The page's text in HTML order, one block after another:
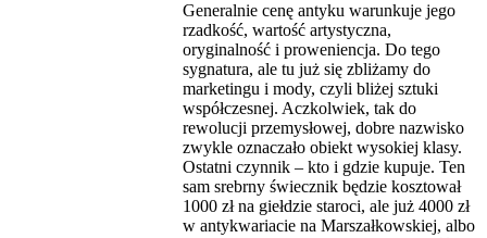
Generalnie cenę antyku warunkuje jego
rzadkość, wartość artystyczna,
oryginalność i proweniencja. Do tego
sygnatura, ale tu już się zbliżamy do
marketingu i mody, czyli bliżej sztuki
współczesnej. Aczkolwiek, tak do
rewolucji przemysłowej, dobre nazwisko
zwykle oznaczało obiekt wysokiej klasy.
Ostatni czynnik – kto i gdzie kupuje. Ten
sam srebrny świecznik będzie kosztował
1000 zł na giełdzie staroci, ale już 4000 zł
w antykwariacie na Marszałkowskiej, albo